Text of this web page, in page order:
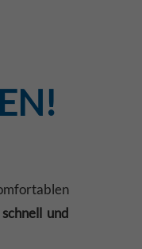
schnell und